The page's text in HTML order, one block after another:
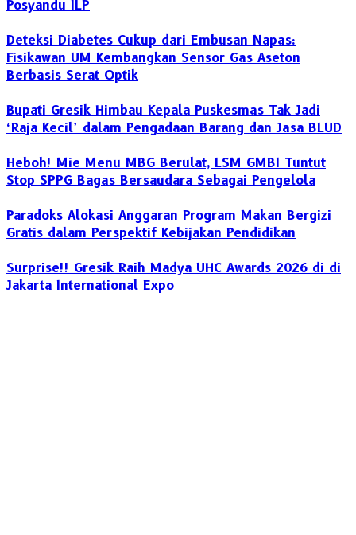
Posyandu ILP
Deteksi Diabetes Cukup dari Embusan Napas:
Fisikawan UM Kembangkan Sensor Gas Aseton
Berbasis Serat Optik
Bupati Gresik Himbau Kepala Puskesmas Tak Jadi
‘Raja Kecil’ dalam Pengadaan Barang dan Jasa BLUD
Heboh! Mie Menu MBG Berulat, LSM GMBI Tuntut
Stop SPPG Bagas Bersaudara Sebagai Pengelola
Paradoks Alokasi Anggaran Program Makan Bergizi
Gratis dalam Perspektif Kebijakan Pendidikan
Surprise!! Gresik Raih Madya UHC Awards 2026 di di
Jakarta International Expo